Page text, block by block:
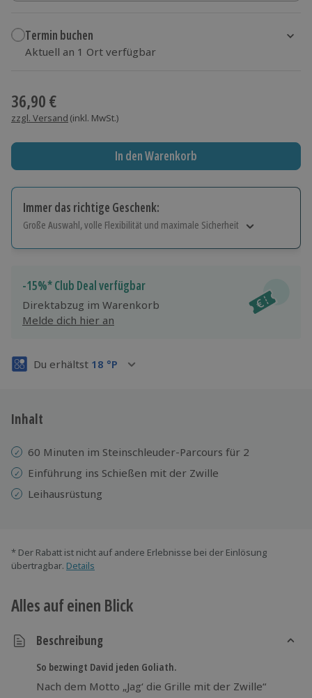
Termin buchen
Aktuell an 1 Ort verfügbar
36,90 €
zzgl. Versand (inkl. MwSt.)
In den Warenkorb
Immer das richtige Geschenk:
Große Auswahl, volle Flexibilität und maximale Sicherheit
Jeder Gutschein für alle Erlebnisse einlösbar.
Maximale Sicherheit
3 Jahre gültig & verlängerbar.
-15%* Club Deal verfügbar
Direktabzug im Warenkorb
Melde dich hier an
Du erhältst 18 °P
Inhalt
60 Minuten im Steinschleuder-Parcours für 2
Einführung ins Schießen mit der Zwille
Leihausrüstung
* Der Rabatt ist nicht auf andere Erlebnisse bei der Einlösung
übertragbar. Details
Alles auf einen Blick
Beschreibung
So bezwingt David jeden Goliath.
Nach dem Motto „Jag‘ die Grille mit der Zwille“